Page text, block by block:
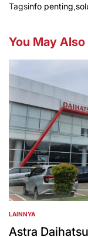
Tagsinfo penting,
You May Also
POSTED
IN
LAINNYA
Astra